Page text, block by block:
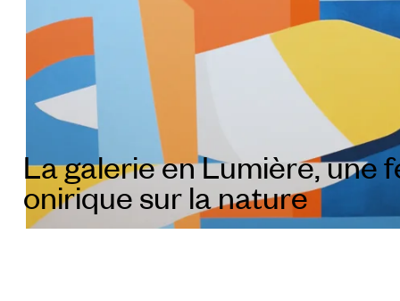
La galerie en Lumière, une
onirique sur la nature